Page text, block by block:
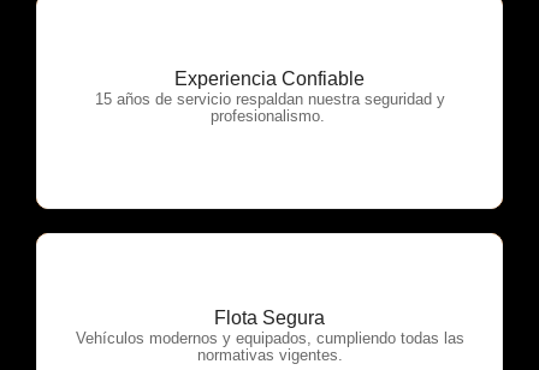
Experiencia Confiable
15 años de servicio respaldan nuestra seguridad y
profesionalismo.
OTP Servicios
Flota Segura
Vehículos modernos y equipados, cumpliendo todas las
normativas vigentes.
OTP Servicios